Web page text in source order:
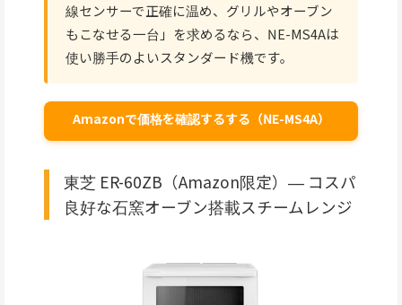
線センサーで正確に温め、グリルやオーブン
もこなせる一台」を求めるなら、NE-MS4Aは
使い勝手のよいスタンダード機です。
Amazonで価格を確認するする（NE-MS4A）
東芝 ER-60ZB（Amazon限定）― コスパ
良好な石窯オーブン搭載スチームレンジ